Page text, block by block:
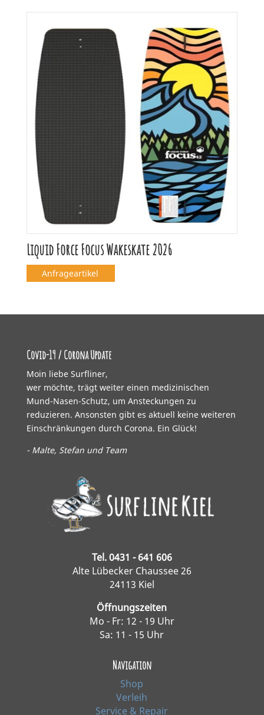
Liquid Force Focus Wakeskate 2026
Anfrageartikel
Covid-19 / Corona Update
Moin liebe Surfliner,
wer möchte, trägt weiter einen medizinischen
Mund-Nasen-Schutz, um Ansteckungen zu
reduzieren. Ansonsten gibt es aktuell keine weiteren
Einschränkungen durch Corona. Ein Glück!
- Malte, Stefan und Team
Tel. 0431 - 641 606
Alte Lübecker Chaussee 26
24113 Kiel
Öffnungszeiten
Mo - Fr: 12 - 19 Uhr
Sa: 11 - 15 Uhr
Navigation
Shop
Verleih
Service & Repair